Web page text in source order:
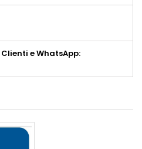
e WhatsApp: